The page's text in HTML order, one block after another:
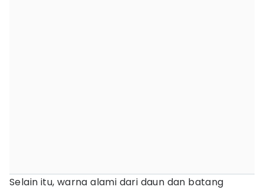
Selain itu, warna alami dari daun dan batang